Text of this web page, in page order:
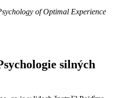
of Optimal Experience
silných